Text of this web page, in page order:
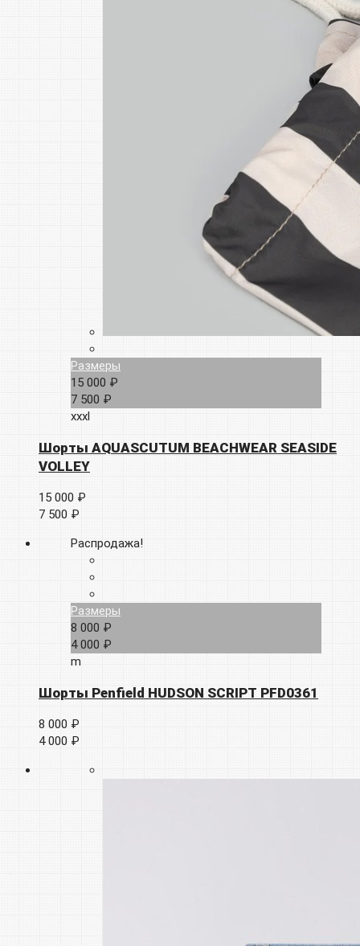
Размеры
15 000 ₽
7 500 ₽
xxxl
Шорты AQUASCUTUM BEACHWEAR SEASIDE
VOLLEY
15 000 ₽
7 500 ₽
Распродажа!
Размеры
8 000 ₽
4 000 ₽
m
Шорты Penfield HUDSON SCRIPT PFD0361
8 000 ₽
4 000 ₽